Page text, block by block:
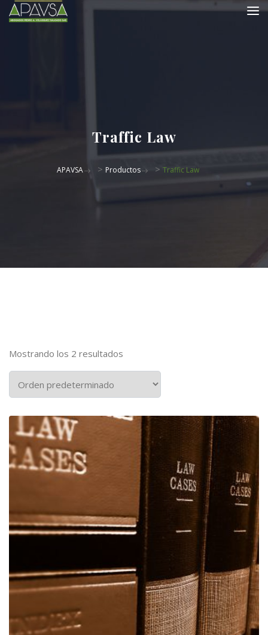
Traffic Law
APAVSA > Productos > Traffic Law
Mostrando los 2 resultados